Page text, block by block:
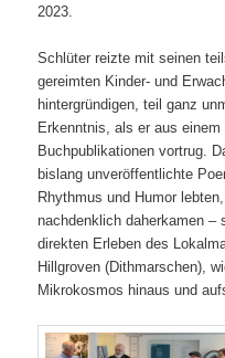
2023.
Schlüter reizte mit seinen
gereimten Kinder- und
hintergründigen, teil ganz
Erkenntnis, als er aus
Buchpublikationen vortrug.
bislang unveröffentlichte
Rhythmus und Humor
nachdenklich daherkamen
direkten Erleben des
Hillgroven (Dithmarschen),
Mikrokosmos hinaus und